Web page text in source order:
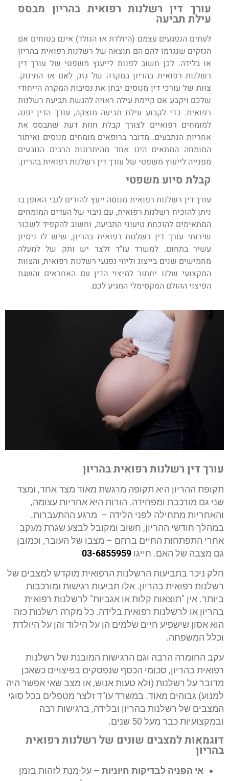
עורך דין רשלנות רפואית בהריון מבסס
עילת תביעה
לעתים הנפגעים עצמם (היולדת או הנולד) אינם בטוחים אם
הנזקים שנגרמו להם הם תוצאה של רשלנות רפואית בהריון
או בלידה. לכן חשוב לפנות לייעוץ משפטי של עורך דין
רשלנות רפואית בהריון במקרה של נזק לאם או התינוק.
צוות של עורכי דין מנוסים יבחן את נסיבות המקרה הייחודי
שלכם ויקבע אם קיימת עילה ראויה להגשת תביעת רשלנות
רפואית. כדי לקבוע עילת תביעה מוצקה, עורך הדין יפנה
למומחים רפואיים לצורך קבלת חוות דעת שתבסס את
אחריות הנתבעים. מדובר ברופאים מומחים מנוסים ואיתור
המומחה המתאים הינו אחד מהיתרונות הרבים הנובעים
מפנייה לייעוץ משפטי של עורך דין רשלנות רפואית בהריון.
קבלת סיוע משפטי
עורך דין רשלנות רפואית מנוסה ייעץ להורים לגבי האופן בו
ניתן להוכיח רשלנות רפואית, עם גיבוי של העדים המומחים
המתאימים להוכחת טיעוני התביעה, וחשוב להקפיד לשכור
שירותי עורך דין רשלנות רפואית בהריון, שיש לו ניסיון
עשיר בתחום. למשרד עו"ד זלצר יש ותק של למעלה
מחמישים שנים בייצוג וליווי נפגעי רשלנות רפואית, והצוות
המקצועי שלנו יחתור למיצוי הדין עם האחראים והשגת
הפיצוי ההולם המקסימלי המגיע לכם.
עורך דין רשלנות רפואית בהריון
תקופת ההריון היא תקופה מרגשת מאוד מצד אחד, ומצד
שני גם מורכבת ומפחידה. הורות היא אחריות עצומה,
והאחריות מתחילה לפני הלידה – מרגע ההתעברות.
במהלך חודשי ההריון, חשוב ומקובל לבצע שגרת מעקב
אחרי התפתחות החיים ברחם – מצבו של העובר, וכמובן
גם מצבה של האם. חייגו 03-6855959
חלק ניכר בתביעות הרשלנות הרפואית מוקדש למצבים של
רשלנות רפואית בהריון. אלו תביעות רגישות ומורכבות
ביותר. אין "תוצאות קלות או אגביות" לרשלנות רפואית
בהריון או לרשלנות רפואית בלידה. כל מקרה רשלנות כזה
הוא אסון שישפיע חיים שלמים הן על הילוד והן על היולדת
וכלל המשפחה.
עקב החומרה הרבה וגם הרגישות המובנת של רשלנות
רפואית בהריון, סכומי הכסף שנפסקים בפיצויים כשאכן
מדובר על רשלנות (ולא טעות אנוש, או מצב שאי אפשר היה
למנוע) גבוהים מאוד. במשרד עו"ד זלצר מטפלים בכל סוגי
המצבים של רשלנות בהריון ובלידה, ברגישות רבה
ובמקצועיות כבר מעל 50 שנים.
דוגמאות למצבים שונים של רשלנות רפואית
בהריון
אי הפניה לבדיקות חיוניות – על-מנת לזהות בזמן